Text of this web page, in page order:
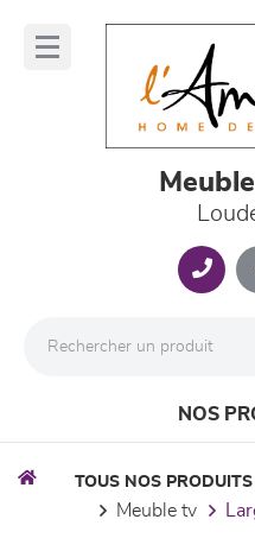
NOS
TOUS NOS PRODUITS
meuble tv